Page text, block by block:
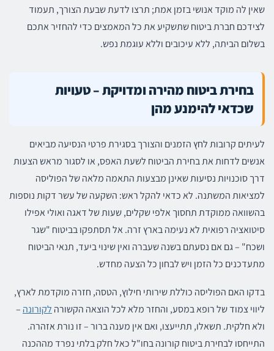
שאין לה מוקד אנושי בזמן אמת; תרצו לדעת שבעת הצורך, תעמוד
לצידכם חברת ביטוח שתשקיע את כל המאמצים כדי להחזיר אתכם
בשלום הביתה, ללא עיכובים וללא עוגמת נפש.
בחירת ביטוח מהירה ומדויקת – טעויות
שכדאי להימנע מהן
לעיתים קרובות לחץ הזמנים והצורך בסגירת פרטי הנסיעה מביאים
אנשים לדחות את בחירת הביטוח לשעת האפס, או לסגור מראש הצעות
דרך סוכנויות נסיעות שאינן מבצעות התאמה מלאה של הפוליסה
למציאות המשתנה. לא כדאי להקל ראש: השקעה של עשר דקות נוספות
בהשוואה ממוקדת תחסוך אלפי שקלים, שעות של דאגה ואולי אפילו
סיטואציה רפואית לא נעימה בארץ זרה. אל תסתפקו בביטוח "שגר
ושכח" – גם אם נסעתם בשנה שעברה ואין שינוי ביעד, תנאי הביטוח
מתעדכנים כל הזמן ויש לבחון כל הצעה מחדש.
בדקו האם הפוליסה כוללת שירותי חילוץ, הטסה, חזרה מוקדמת לארץ,
ליווי צמוד של רופא במסע, והחזר מלא לכל הוצאה הקשורה לקורונה –
ולא חלקית. תשאלו, תתייעצו, ואם אין מענה ברור – זו נורת אזהרה.
התייחסו לבחירת ביטוח קורונה בחו"ל כאל חלק בלתי נפרד מההכנה